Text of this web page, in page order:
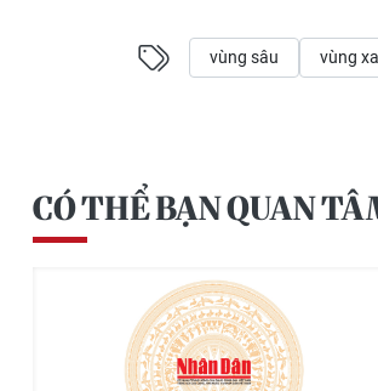
vùng sâu vùng xa
CÓ THỂ BẠN QUAN